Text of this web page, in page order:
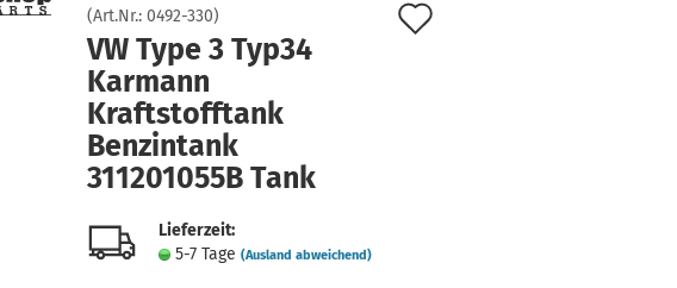
Konto erstellen
Passwort vergessen?
(Art.Nr.: 0492-330)
VW Type 3 Typ34
Karmann
Kraftstofftank
Benzintank
311201055B Tank
Lieferzeit:
5-7 Tage (Ausland abweichend)